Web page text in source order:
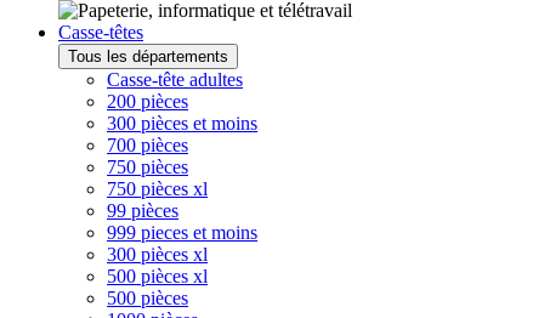
Casse-têtes
Tous les départements
Casse-tête adultes
200 pièces
300 pièces et moins
700 pièces
750 pièces
750 pièces xl
99 pièces
999 pieces et moins
300 pièces xl
500 pièces xl
500 pièces